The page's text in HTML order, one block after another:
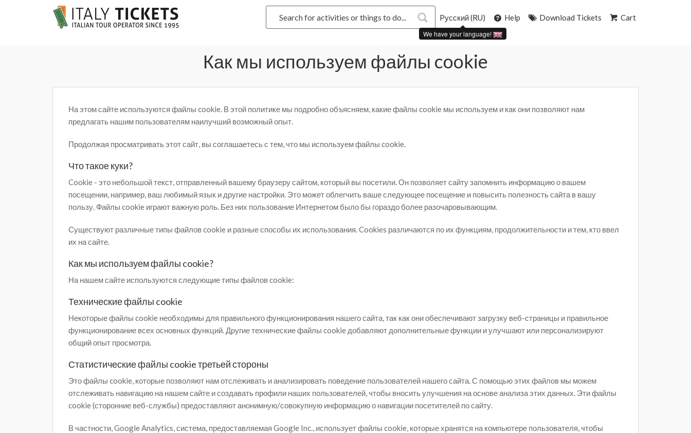
Pусский (RU)
We have your language!
Help Download Tickets Cart
Как мы используем файлы cookie
На этом сайте используются файлы cookie. В этой политике мы подробно объясняем, какие файлы cookie мы используем и как они позволяют нам
предлагать нашим пользователям наилучший возможный опыт.
Продолжая просматривать этот сайт, вы соглашаетесь с тем, что мы используем файлы cookie.
Что такое куки?
Cookie - это небольшой текст, отправленный вашему браузеру сайтом, который вы посетили. Он позволяет сайту запомнить информацию о вашем
посещении, например, ваш любимый язык и другие настройки. Это может облегчить ваше следующее посещение и повысить полезность сайта в вашу
пользу. Файлы cookie играют важную роль. Без них пользование Интернетом было бы гораздо более разочаровывающим.
Существуют различные типы файлов cookie и разные способы их использования. Cookies различаются по их функциям, продолжительности и тем, кто ввел
их на сайте.
Как мы используем файлы cookie?
На нашем сайте используются следующие типы файлов cookie:
Технические файлы cookie
Некоторые файлы cookie необходимы для правильного функционирования нашего сайта, так как они обеспечивают загрузку веб-страницы и правильное
функционирование всех основных функций. Другие технические файлы cookie добавляют дополнительные функции и улучшают или персонализируют
общий опыт просмотра.
Статистические файлы cookie третьей стороны
Это файлы cookie, которые позволяют нам отслеживать и анализировать поведение пользователей нашего сайта. С помощью этих файлов мы можем
отслеживать навигацию на нашем сайте и создавать профили наших пользователей, чтобы вносить улучшения на основе анализа этих данных. Эти файлы
cookie (сторонние веб-службы) предоставляют анонимную/совокупную информацию о навигации посетителей по сайту.
В частности, Google Analytics, система, предоставляемая Google Inc., использует файлы cookie, которые хранятся на компьютере пользователя, чтобы